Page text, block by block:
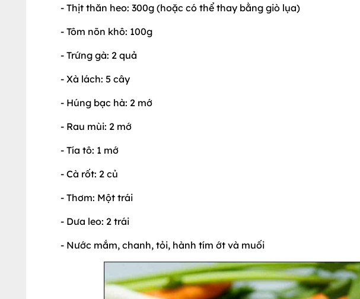
- Thịt thăn heo: 300g (hoặc có thể thay bằng giò lụa)
- Tôm nõn khô: 100g
- Trứng gà: 2 quả
- Xà lách: 5 cây
- Húng bạc hà: 2 mớ
- Rau mùi: 2 mớ
- Tía tô: 1 mớ
- Cà rốt: 2 củ
- Thơm: Một trái
- Dưa leo: 2 trái
- Nước mắm, chanh, tỏi, hành tím ớt và muối